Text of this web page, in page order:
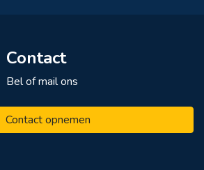
Contact
Bel of mail ons
Contact opnemen